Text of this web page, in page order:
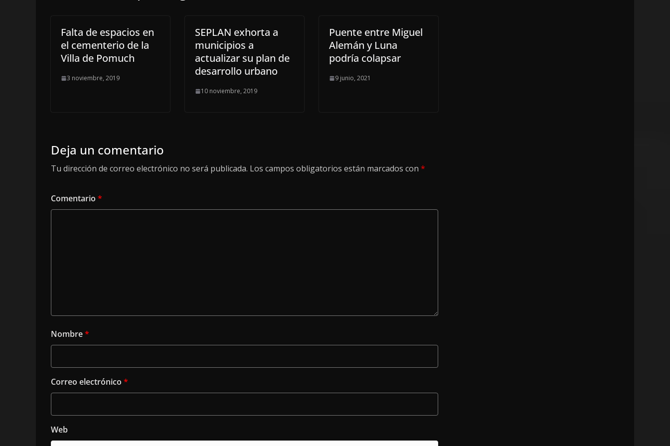
Falta de espacios en
el cementerio de la
Villa de Pomuch
3 noviembre, 2019
SEPLAN exhorta a
municipios a
actualizar su plan de
desarrollo urbano
10 noviembre, 2019
Puente entre Miguel
Alemán y Luna
podría colapsar
9 junio, 2021
Deja un comentario
Tu dirección de correo electrónico no será publicada. Los campos obligatorios están marcados con *
Comentario *
Nombre*
Correo electrónico *
Web